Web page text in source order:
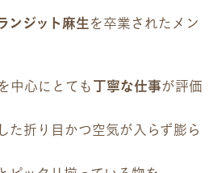
ト
ット
レット
ンジット麻生を卒業されたメン
中心にとても 丁寧な仕事が評価
た折り目かつ空気が入らず膨ら